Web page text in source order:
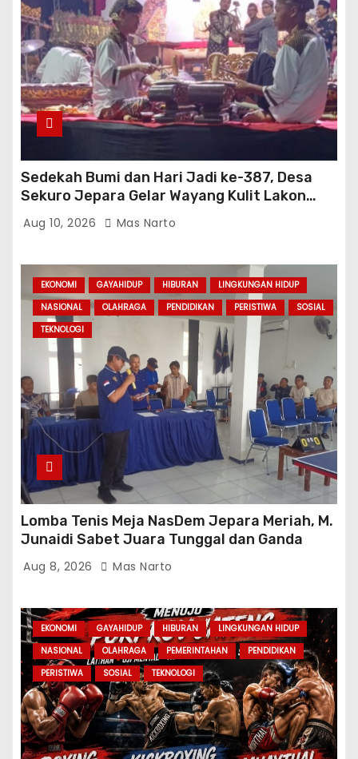
Sedekah Bumi dan Hari Jadi ke-387, Desa
Sekuro Jepara Gelar Wayang Kulit Lakon
“Wahyu Ponco Sejati”
Aug 10, 2026 Mas Narto
EKONOMI GAYAHIDUP HIBURAN
LINGKUNGAN HIDUP
NASIONAL
OLAHRAGA PENDIDIKAN PERISTIWA
SOSIAL
TEKNOLOGI
Lomba Tenis Meja NasDem Jepara Meriah, M.
Junaidi Sabet Juara Tunggal dan Ganda
Aug 8, 2026 Mas Narto
EKONOMI GAYAHIDUP HIBURAN
LINGKUNGAN HIDUP
NASIONAL
OLAHRAGA PEMERINTAHAN
PENDIDIKAN
PERISTIWA
SOSIAL TEKNOLOGI